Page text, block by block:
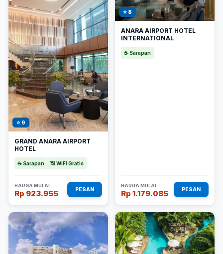
⭐ 9
GRAND ANARA AIRPORT
HOTEL
☕ Sarapan 📶 WiFi Gratis
HARGA MULAI
Rp 923.955 PESAN
⭐ 8
ANARA AIRPORT HOTEL
INTERNATIONAL
☕ Sarapan
HARGA MULAI
Rp 1.179.085 PESAN